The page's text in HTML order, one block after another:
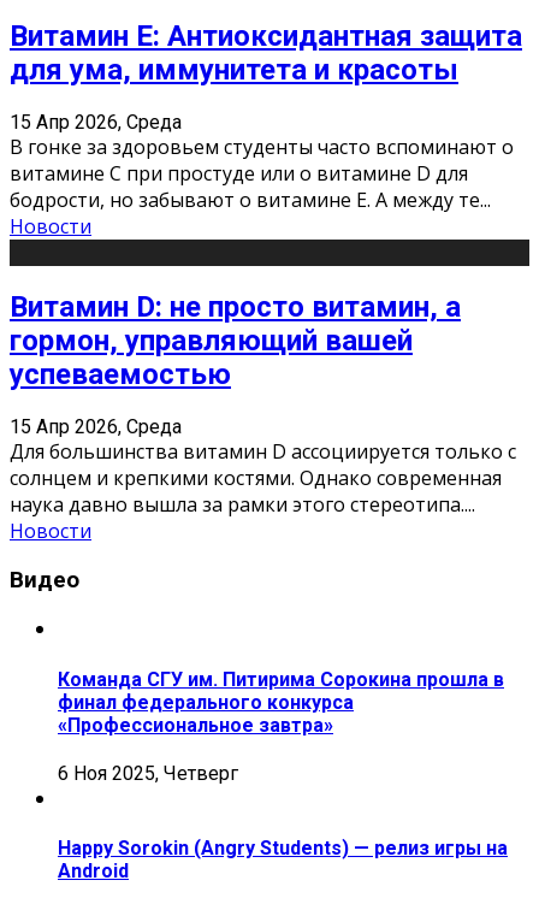
Витамин Е: Антиоксидантная защита
для ума, иммунитета и красоты
15 Апр 2026, Среда
В гонке за здоровьем студенты часто вспоминают о
витамине С при простуде или о витамине D для
бодрости, но забывают о витамине Е. А между те...
Новости
Витамин D: не просто витамин, а
гормон, управляющий вашей
успеваемостью
15 Апр 2026, Среда
Для большинства витамин D ассоциируется только с
солнцем и крепкими костями. Однако современная
наука давно вышла за рамки этого стереотипа....
Новости
Видео
Команда СГУ им. Питирима Сорокина прошла в
финал федерального конкурса
«Профессиональное завтра»
6 Ноя 2025, Четверг
Happy Sorokin (Angry Students) — релиз игры на
Android